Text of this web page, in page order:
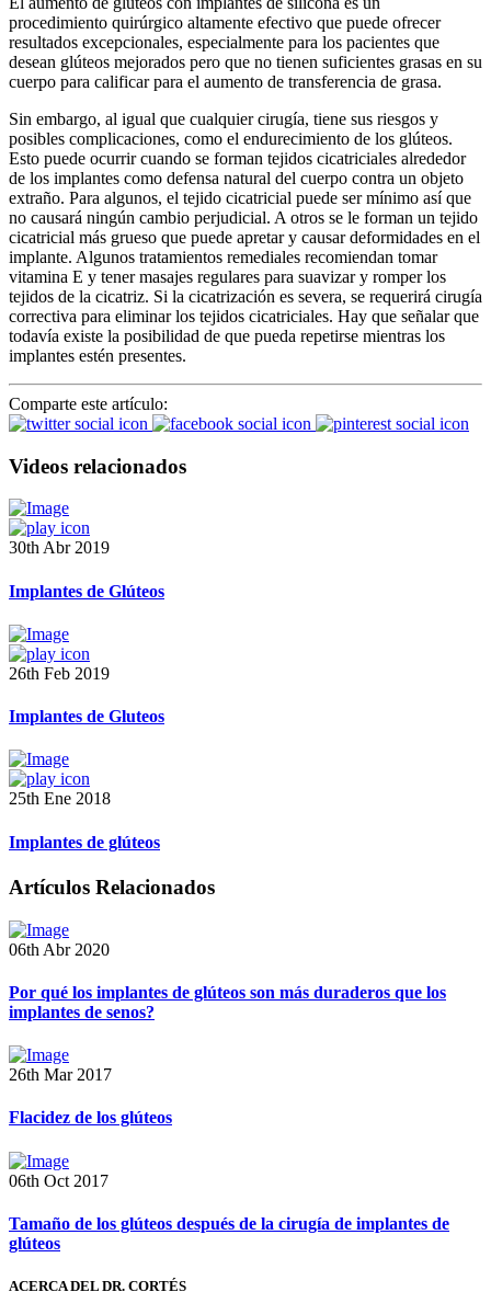
procedimiento quirúrgico altamente efectivo que puede ofrecer
resultados excepcionales, especialmente para los pacientes que
desean glúteos mejorados pero que no tienen suficientes grasas en su
cuerpo para calificar para el aumento de transferencia de grasa.
Sin embargo, al igual que cualquier cirugía, tiene sus riesgos y
posibles complicaciones, como el endurecimiento de los glúteos.
Esto puede ocurrir cuando se forman tejidos cicatriciales alrededor
de los implantes como defensa natural del cuerpo contra un objeto
extraño. Para algunos, el tejido cicatricial puede ser mínimo así que
no causará ningún cambio perjudicial. A otros se le forman un tejido
cicatricial más grueso que puede apretar y causar deformidades en el
implante. Algunos tratamientos remediales recomiendan tomar
vitamina E y tener masajes regulares para suavizar y romper los
tejidos de la cicatriz. Si la cicatrización es severa, se requerirá cirugía
correctiva para eliminar los tejidos cicatriciales. Hay que señalar que
todavía existe la posibilidad de que pueda repetirse mientras los
implantes estén presentes.
Comparte este artículo:
Videos relacionados
30th Abr 2019
Implantes de Glúteos
26th Feb 2019
Implantes de Gluteos
25th Ene 2018
Implantes de glúteos
Artículos Relacionados
06th Abr 2020
Por qué los implantes de glúteos son más duraderos que los
implantes de senos?
26th Mar 2017
Flacidez de los glúteos
06th Oct 2017
Tamaño de los glúteos después de la cirugía de implantes de
glúteos
ACERCA DEL DR. CORTÉS